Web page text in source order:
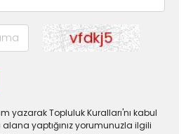
yazarak Topluluk Kuralları'nı kabul
yaptığınız yorumunuzla ilgili